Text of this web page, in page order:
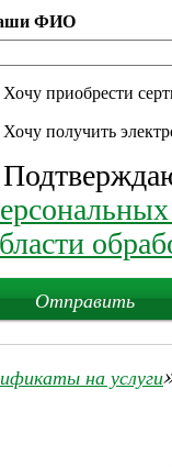
ФИО
Хочу приобрести
Хочу получить
на услуги